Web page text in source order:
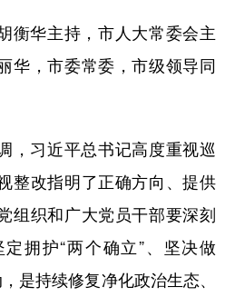
华主持，市人大常委会主
华，市委常委，市级领导同
习近平总书记高度重视巡
整改指明了正确方向、提供
组织和广大党员干部要深刻
拥护“两个确立”、坚决做
是持续修复净化政治生态、